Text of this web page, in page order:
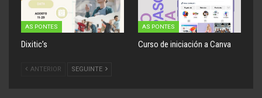
AS PONTES
Dixitic’s
AS PONTES
Curso de iniciación a Canva
ANTERIOR SEGUINTE